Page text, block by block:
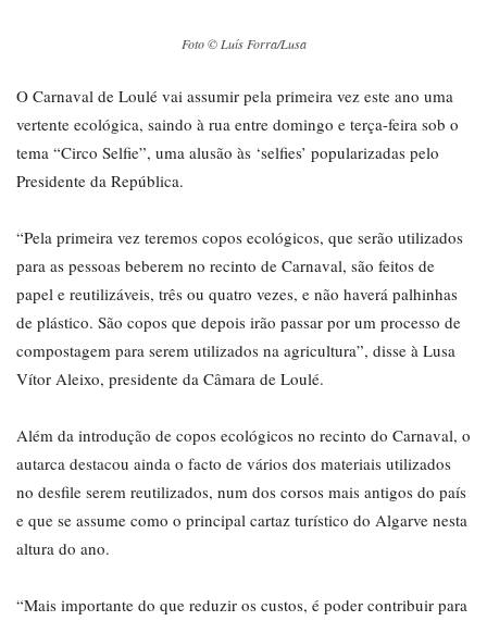
Foto © Luís Forra/Lusa
O Carnaval de Loulé vai assumir pela primeira vez este ano uma
vertente ecológica, saindo à rua entre domingo e terça-feira sob o
tema “Circo Selfie”, uma alusão às ‘selfies’ popularizadas pelo
Presidente da República.
“Pela primeira vez teremos copos ecológicos, que serão utilizados
para as pessoas beberem no recinto de Carnaval, são feitos de
papel e reutilizáveis, três ou quatro vezes, e não haverá palhinhas
de plástico. São copos que depois irão passar por um processo de
compostagem para serem utilizados na agricultura”, disse à Lusa
Vítor Aleixo, presidente da Câmara de Loulé.
Além da introdução de copos ecológicos no recinto do Carnaval, o
autarca destacou ainda o facto de vários dos materiais utilizados
no desfile serem reutilizados, num dos corsos mais antigos do país
e que se assume como o principal cartaz turístico do Algarve nesta
altura do ano.
“Mais importante do que reduzir os custos, é poder contribuir para